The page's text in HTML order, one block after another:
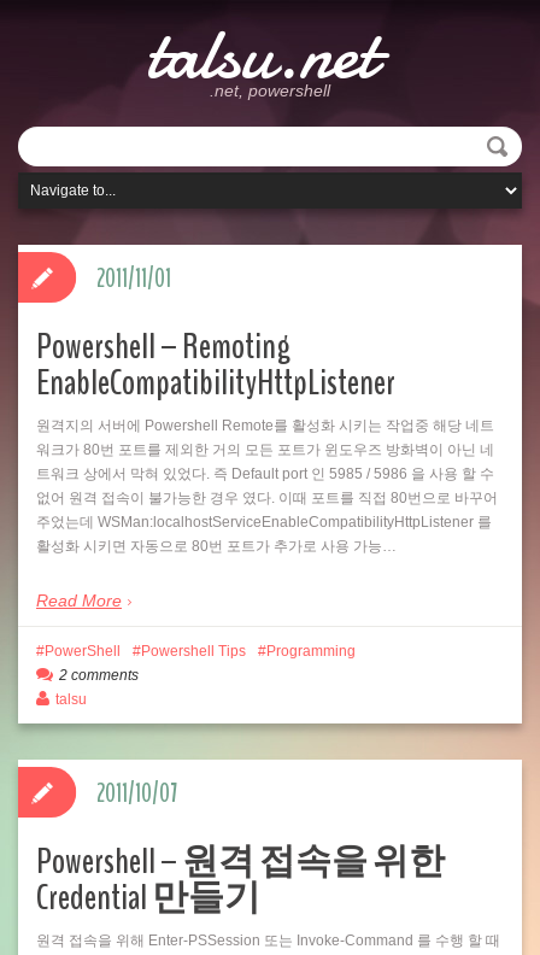
talsu.net
.net, powershell
Powershell – Remoting
EnableCompatibilityHttpListener
원격지의 서버에 Powershell Remote를 활성화 시키는 작업중 해당 네트
워크가 80번 포트를 제외한 거의 모든 포트가 윈도우즈 방화벽이 아닌 네
트워크 상에서 막혀 있었다. 즉 Default port 인 5985 / 5986 을 사용 할 수
없어 원격 접속이 불가능한 경우 였다. 이때 포트를 직접 80번으로 바꾸어
주었는데 WSMan:localhostServiceEnableCompatibilityHttpListener 를
활성화 시키면 자동으로 80번 포트가 추가로 사용 가능…
Read More
2011/11/01
PowerShell Powershell Tips
Programming
2 comments
talsu
Powershell – 원격 접속을 위한
Credential 만들기
원격 접속을 위해 Enter-PSSession 또는 Invoke-Command 를 수행 할 때
2011/10/07